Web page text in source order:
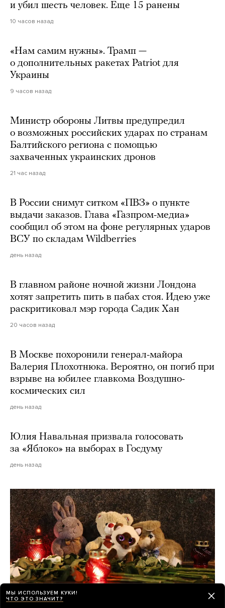
и убил шесть человек. Еще 15 ранены
10 часов назад
«Нам самим нужны». Трамп —
о дополнительных ракетах Patriot для
Украины
9 часов назад
Министр обороны Литвы предупредил
о возможных российских ударах по странам
Балтийского региона с помощью
захваченных украинских дронов
21 час назад
В России снимут ситком «ПВЗ» о пункте
выдачи заказов. Глава «Газпром-медиа»
сообщил об этом на фоне регулярных ударов
ВСУ по складам Wildberries
день назад
В главном районе ночной жизни Лондона
хотят запретить пить в пабах стоя. Идею уже
раскритиковал мэр города Садик Хан
20 часов назад
В Москве похоронили генерал-майора
Валерия Плохотнюка. Вероятно, он погиб при
взрыве на юбилее главкома Воздушно-
космических сил
день назад
Юлия Навальная призвала голосовать
за «Яблоко» на выборах в Госдуму
день назад
МЫ ИСПОЛЬЗУЕМ КУКИ!
ЧТО ЭТО ЗНАЧИТ?